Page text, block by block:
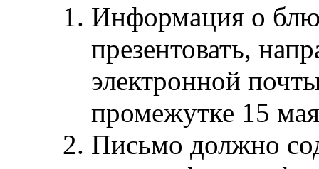
Информация о
презентовать,
электронной
промежутке 15
Письмо должно